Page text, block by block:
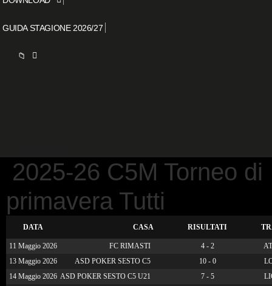
GUIDA STAGIONE 2026/27
📁
2025-26 C5M Torneo di
primavera Tutti
DATA CASA RISULTATI
11 Maggio 2026 FC RIMASTI 4 - 2
13 Maggio 2026
ASD POKER SESTO C5 10 - 0
14 Maggio 2026 ASD POKER SESTO C5 U21 7 - 5